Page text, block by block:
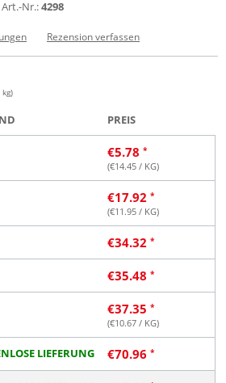
Art.-Nr.:4298
Rezension verfassen
PREIS
€5.78
(€14.45 / KG)
€17.92
(€11.95 / KG)
€34.32
€35.48
€37.35
(€10.67 / KG)
LIEFERUNG €70.96